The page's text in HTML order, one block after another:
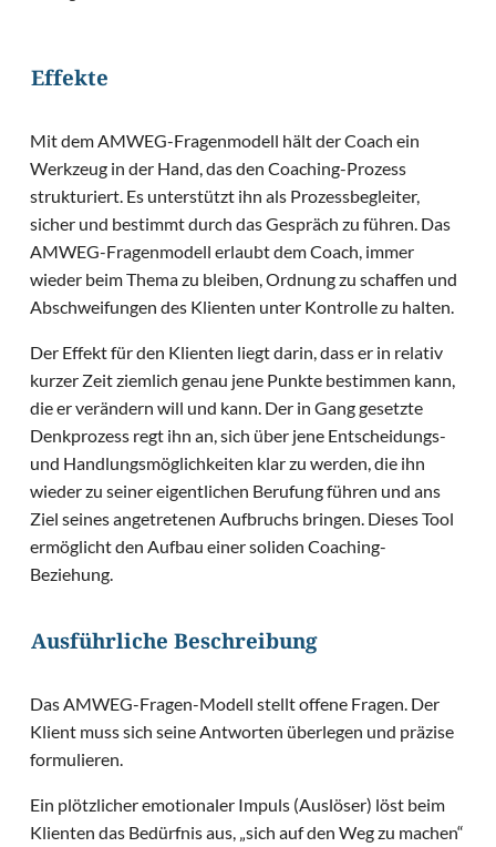
Effekte
Mit dem AMWEG-Fragenmodell hält der Coach ein
Werkzeug in der Hand, das den Coaching-Prozess
strukturiert. Es unterstützt ihn als Prozessbegleiter,
sicher und bestimmt durch das Gespräch zu führen. Das
AMWEG-Fragenmodell erlaubt dem Coach, immer
wieder beim Thema zu bleiben, Ordnung zu schaffen und
Abschweifungen des Klienten unter Kontrolle zu halten.
Der Effekt für den Klienten liegt darin, dass er in relativ
kurzer Zeit ziemlich genau jene Punkte bestimmen kann,
die er verändern will und kann. Der in Gang gesetzte
Denkprozess regt ihn an, sich über jene Entscheidungs-
und Handlungsmöglichkeiten klar zu werden, die ihn
wieder zu seiner eigentlichen Berufung führen und ans
Ziel seines angetretenen Aufbruchs bringen. Dieses Tool
ermöglicht den Aufbau einer soliden Coaching-
Beziehung.
Ausführliche Beschreibung
Das AMWEG-Fragen-Modell stellt offene Fragen. Der
Klient muss sich seine Antworten überlegen und präzise
formulieren.
Ein plötzlicher emotionaler Impuls (Auslöser) löst beim
Klienten das Bedürfnis aus, „sich auf den Weg zu machen“